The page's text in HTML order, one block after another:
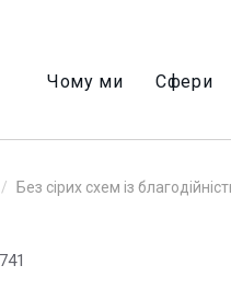
Чому ми Сфери
Без сірих схем із